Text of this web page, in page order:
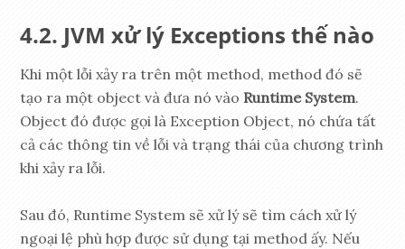
JVM xử lý Exceptions thế nào
Khi một lỗi xảy ra trên một method, method đó sẽ
tạo ra một object và đưa nó vào Runtime System.
Object đó được gọi là Exception Object, nó chứa tất
cả các thông tin về lỗi và trạng thái của chương trình
khi xảy ra lỗi.
Sau đó, Runtime System sẽ xử lý sẽ tìm cách xử lý
ngoại lệ phù hợp được sử dụng tại method ấy. Nếu